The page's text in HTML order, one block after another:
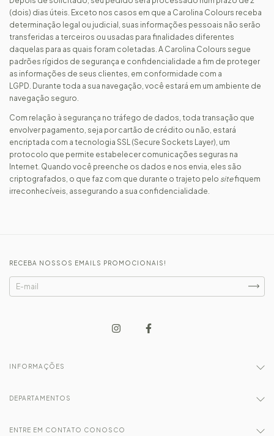
(dois) dias úteis. Exceto nos casos em que a Carolina Colours receba
determinação legal ou judicial, suas informações pessoais não serão
transferidas a terceiros ou usadas para finalidades diferentes
daquelas para as quais foram coletadas. A Carolina Colours segue
padrões rígidos de segurança e confidencialidade a fim de proteger
as informações de seus clientes, em conformidade com a
LGPD. Durante toda a sua navegação, você estará em um ambiente de
navegação seguro.
Com relação à segurança no tráfego de dados, toda transação que
envolver pagamento, seja por cartão de crédito ou não, estará
encriptada com a tecnologia SSL (Secure Sockets Layer), um
protocolo que permite estabelecer comunicações seguras na
Internet. Quando você preenche os dados e nos envia, eles são
criptografados, o que faz com que durante o trajeto pelo sitefiquem
irreconhecíveis, assegurando a sua confidencialidade.
RECEBA NOSSOS EMAILS PROMOCIONAIS!
INFORMAÇÕES
DEPARTAMENTOS
ENTRE EM CONTATO CONOSCO